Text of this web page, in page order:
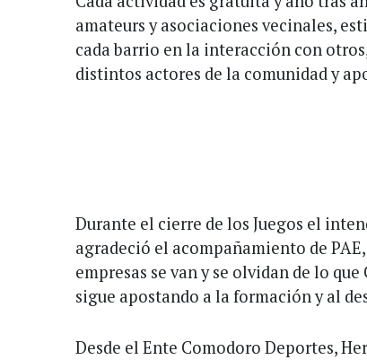
amateurs y asociaciones vecinales,
cada barrio en la interacción con
distintos actores de la comunidad y
Durante el cierre de los Juegos el
agradeció el acompañamiento de
empresas se van y se olvidan de lo
sigue apostando a la formación y al
Desde el Ente Comodoro Deportes,